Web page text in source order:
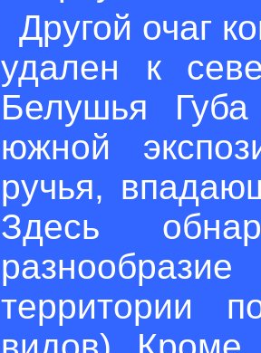
Другой очаг
удален к
Белушья
южной
ручья,
Здесь
территории